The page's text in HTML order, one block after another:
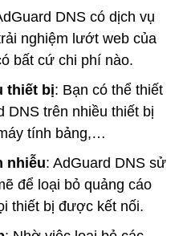
DNS có dịch vụ
nghiệm lướt web của
bất cứ chi phí nào.
thiết bị: Bạn có thể thiết
DNS trên nhiều thiết bị
tính bảng,…
nhiễu: AdGuard DNS sử
để loại bỏ quảng cáo
thiết bị được kết nối.